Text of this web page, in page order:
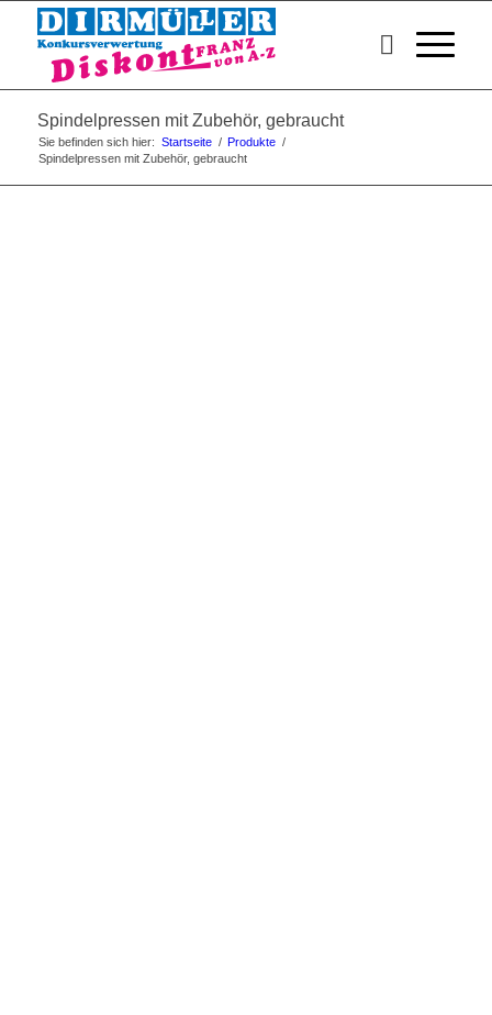
Spindelpressen mit Zubehör, gebraucht
Sie befinden sich hier: Startseite / Produkte /
Spindelpressen mit Zubehör, gebraucht